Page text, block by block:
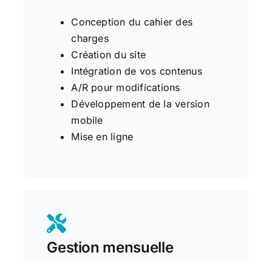
Conception du cahier des
charges
Création du site
Intégration de vos contenus
A/R pour modifications
Développement de la version
mobile
Mise en ligne
Gestion mensuelle